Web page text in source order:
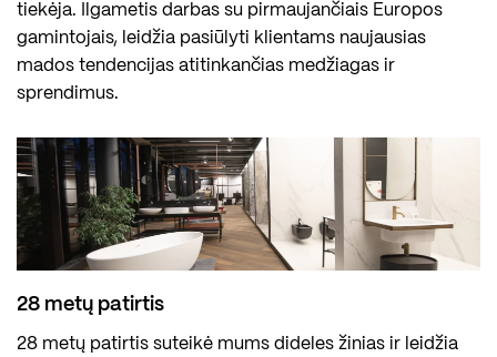
tiekėja. Ilgametis darbas su pirmaujančiais Europos
gamintojais, leidžia pasiūlyti klientams naujausias
mados tendencijas atitinkančias medžiagas ir
sprendimus.
28 metų patirtis
28 metų patirtis suteikė mums dideles žinias ir leidžia